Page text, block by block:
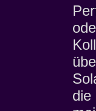
die